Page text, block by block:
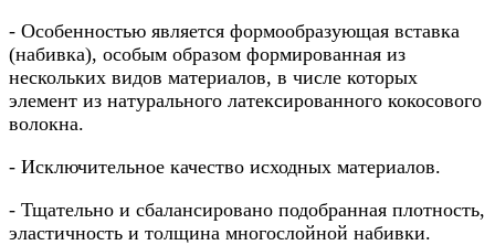
- Особенностью является формообразующая вставка
(набивка), особым образом формированная из
нескольких видов материалов, в числе которых
элемент из натурального латексированного кокосового
волокна.
- Исключительное качество исходных материалов.
- Тщательно и сбалансировано подобранная плотность,
эластичность и толщина многослойной набивки.